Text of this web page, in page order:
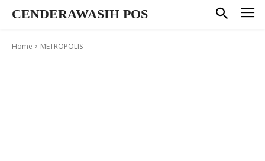
CENDERAWASIH POS
Home METROPOLIS